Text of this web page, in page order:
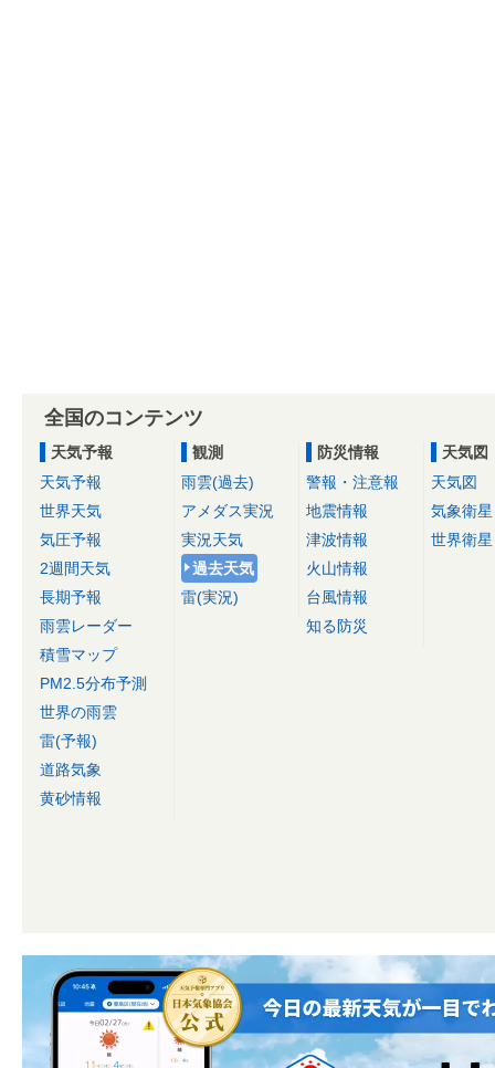
全国のコンテンツ
天気予報
天気予報
世界天気
気圧予報
2週間天気
長期予報
雨雲レーダー
積雪マップ
PM2.5分布予測
世界の雨雲
雷(予報)
道路気象
黄砂情報
観測
雨雲(過去)
アメダス実況
実況天気
過去天気
雷(実況)
防災情報
警報・注意報
地震情報
津波情報
火山情報
台風情報
知る防災
天気図
天気図
気象衛星
世界衛星